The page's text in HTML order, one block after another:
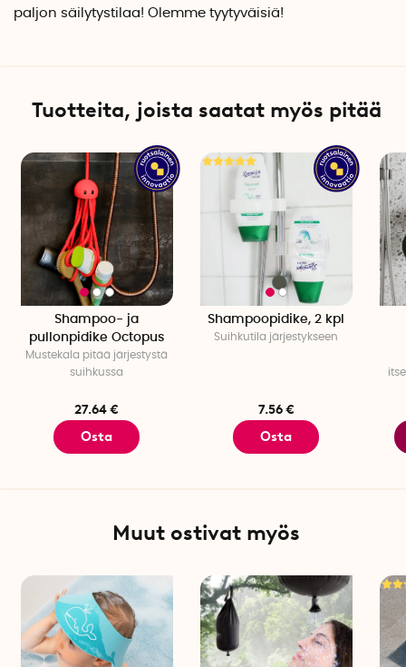
paljon säilytystilaa! Olemme tyytyväisiä!
Tuotteita, joista saatat myös pitää
Shampoo- ja
pullonpidike Octopus
Mustekala pitää järjestystä
suihkussa
27.64 €
Osta
Shampoopidike, 2 kpl
Suihkutila järjestykseen
7.56 €
Osta
Muut ostivat myös